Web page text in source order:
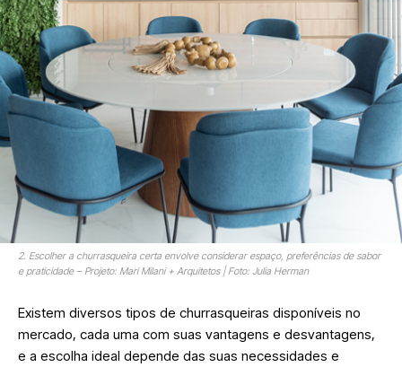
2. Escolher a churrasqueira certa envolve considerar espaço, preferências de sabor
e praticidade – Projeto: Mari Milani + Arquitetos | Foto: Julia Herman
Existem diversos tipos de churrasqueiras disponíveis no
mercado, cada uma com suas vantagens e desvantagens,
e a escolha ideal depende das suas necessidades e